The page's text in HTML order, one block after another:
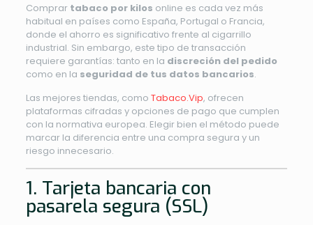
Comprar tabaco por kilos online es cada vez más
habitual en países como España, Portugal o Francia,
donde el ahorro es significativo frente al cigarrillo
industrial. Sin embargo, este tipo de transacción
requiere garantías: tanto en la discreción del pedido
como en la seguridad de tus datos bancarios.
Las mejores tiendas, como Tabaco.Vip, ofrecen
plataformas cifradas y opciones de pago que cumplen
con la normativa europea. Elegir bien el método puede
marcar la diferencia entre una compra segura y un
riesgo innecesario.
1. Tarjeta bancaria con
pasarela segura (SSL)